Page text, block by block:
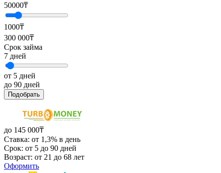
50000₸
1000₸
300 000₸
Срок займа
7 дней
от 5 дней
до 90 дней
Подобрать
до 145 000₸
Ставка: от 1,3% в день
Срок: от 5 до 90 дней
Возраст: от 21 до 68 лет
Оформить